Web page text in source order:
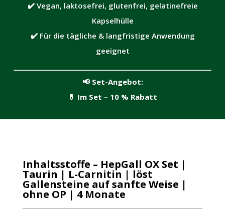
✔️ Vegan, laktosefrei, glutenfrei, gelatinefreie
Kapselhülle
✔️ Für die tägliche & langfristige Anwendung
geeignet
📢 Set-Angebot:
💊 Im Set – 10 % Rabatt
Inhaltsstoffe – HepGall OX Set |
Taurin | L-Carnitin | löst
Gallensteine auf sanfte Weise |
ohne OP | 4 Monate